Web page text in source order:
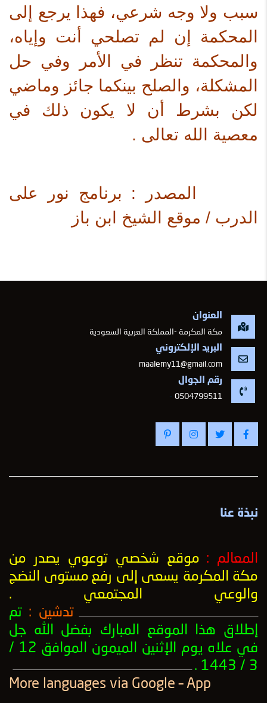
سبب ولا وجه شرعي، فهذا يرجع إلى
المحكمة إن لم تصلحي أنت وإياه،
والمحكمة تنظر في الأمر وفي حل
المشكلة، والصلح بينكما جائز وماضي
لكن بشرط أن لا يكون ذلك في
معصية الله تعالى .
المصدر : برنامج نور على
الدرب / موقع الشيخ ابن باز
العنوان
مكة المكرمة -المملكة العربية السعودية
البريد الإلكتروني
maalemy11@gmail.com
رقم الجوال
0504799511
-
نبذة عنا
المعالم : موقع شخصي توعوي يصدر من
مكة المكرمة يسعى إلى رفع مستوى النضج
والوعي المجتمعي .
ــــــــــــــــــــــــــــــــــــــــــــــــــــــــــــــــــــــــــــــــــــــــــــــــــــ تدشين : تم
إطلاق هذا الموقع المبارك بفضل الله جل
في علاه يوم الإثنين الميمون الموافق 12 /
3 / 1443 .
ــــــــــــــــــــــــــــــــــــــــــــــــــــــــــــــــــــــــــــــــــــــــــــــــــــ